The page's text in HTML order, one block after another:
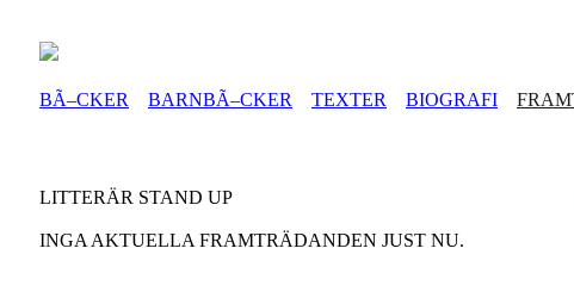
BÃ–CKER BARNBÃ–CKER TEXTER BIOGRAFI
LITTERÄR STAND UP
INGA AKTUELLA FRAMTRÄDANDEN JUST NU.